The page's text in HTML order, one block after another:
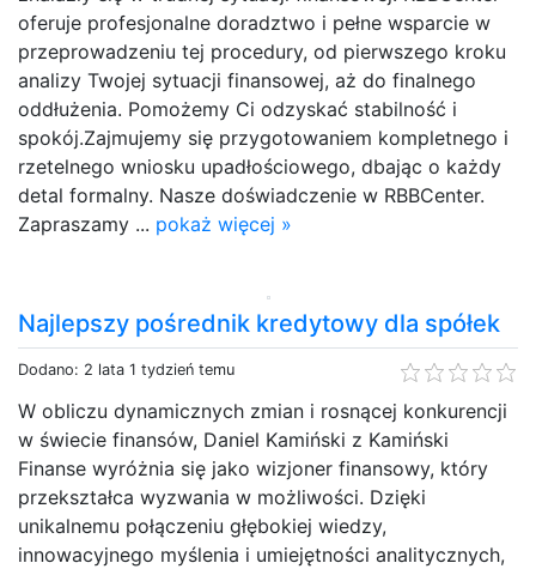
oferuje profesjonalne doradztwo i pełne wsparcie w
przeprowadzeniu tej procedury, od pierwszego kroku
analizy Twojej sytuacji finansowej, aż do finalnego
oddłużenia. Pomożemy Ci odzyskać stabilność i
spokój.Zajmujemy się przygotowaniem kompletnego i
rzetelnego wniosku upadłościowego, dbając o każdy
detal formalny. Nasze doświadczenie w RBBCenter.
Zapraszamy ... pokaż więcej »
Najlepszy pośrednik kredytowy dla spółek
Dodano: 2 lata 1 tydzień temu
W obliczu dynamicznych zmian i rosnącej konkurencji
w świecie finansów, Daniel Kamiński z Kamiński
Finanse wyróżnia się jako wizjoner finansowy, który
przekształca wyzwania w możliwości. Dzięki
unikalnemu połączeniu głębokiej wiedzy,
innowacyjnego myślenia i umiejętności analitycznych,